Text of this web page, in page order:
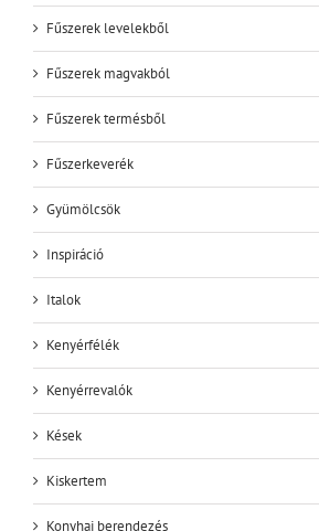
Fűszerek levelekből
Fűszerek magvakból
Fűszerek termésből
Fűszerkeverék
Gyümölcsök
Inspiráció
Italok
Kenyérfélék
Kenyérrevalók
Kések
Kiskertem
Konyhai berendezés